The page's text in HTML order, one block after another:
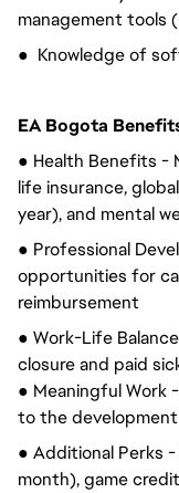
management tools
● Knowledge of
EA Bogota
● Health Benefits -
life insurance,
year), and mental
● Professional
opportunities for
reimbursement
● Work-Life
closure and paid
● Meaningful
to the
● Additional Perks
month), game